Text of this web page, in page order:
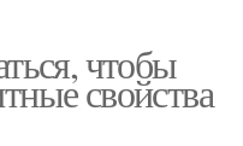
чтобы
свойства